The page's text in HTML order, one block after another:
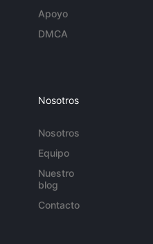
Apoyo
DMCA
Nosotros
Nosotros
Equipo
Nuestro
blog
Contacto